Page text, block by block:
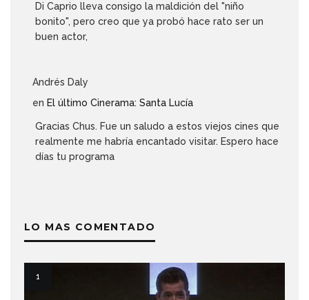
Di Caprio lleva consigo la maldición del "niño
bonito", pero creo que ya probó hace rato ser un
buen actor,
Andrés Daly
en El último Cinerama: Santa Lucía
Gracias Chus. Fue un saludo a estos viejos cines que
realmente me habría encantado visitar. Espero hace
días tu programa
LO MAS COMENTADO